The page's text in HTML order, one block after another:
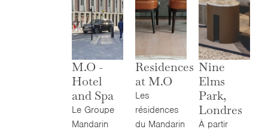
M.O -
Hotel
and Spa
Le Groupe
Mandarin
Residences
at M.O
Les
résidences
du Mandarin
Nine
Elms
Park,
Londres
À partir